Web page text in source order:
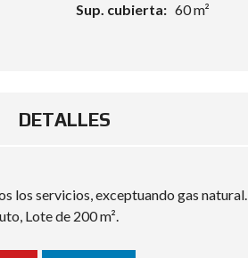
Sup. cubierta: 60 m²
DETALLES
los servicios, exceptuando gas natural.
Lote de 200 m².